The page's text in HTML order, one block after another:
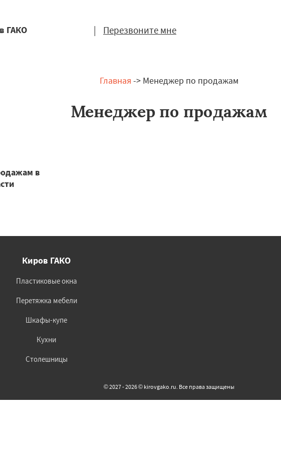
ГАКО | Перезвоните мне
Главная -> Менеджер по продажам
Менеджер по продажам
в
Киров ГАКО
Пластиковые окна
Перетяжка мебели
Шкафы-купе
Кухни
Столешницы
© 2027 - 2026 © kirovgako.ru. Все права защищены